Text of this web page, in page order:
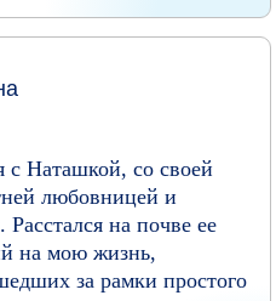
с Наташкой, со своей
любовницей и
на почве ее
на мою жизнь,
за рамки простого